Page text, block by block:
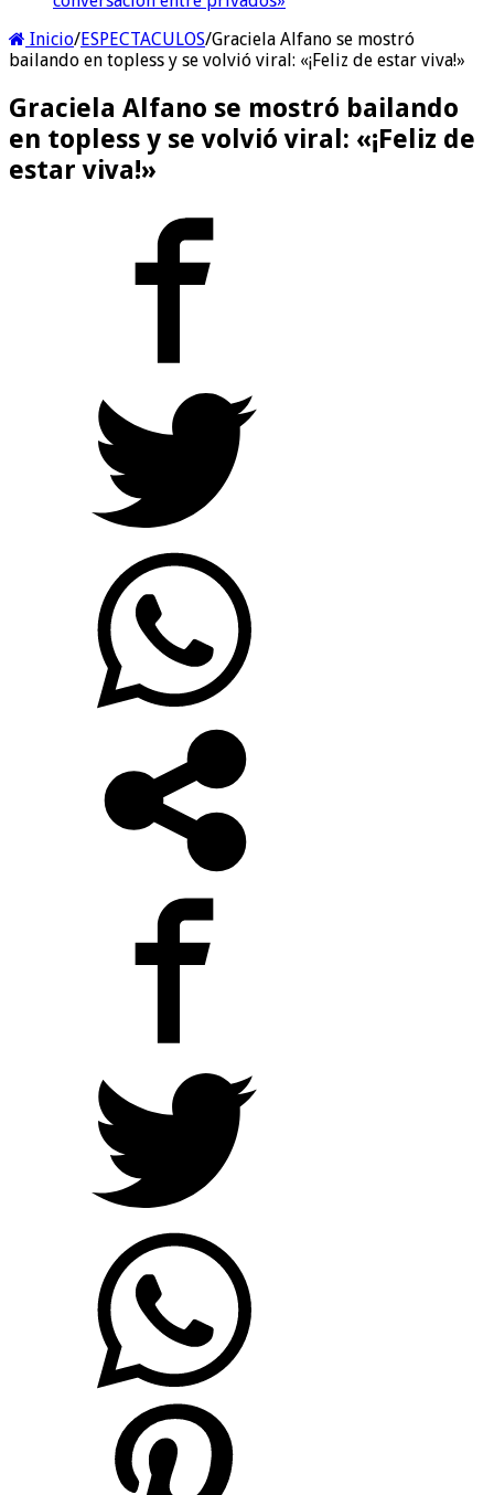
Inicio/ESPECTACULOS/Graciela Alfano se mostró
bailando en topless y se volvió viral: «¡Feliz de estar viva!»
Graciela Alfano se mostró bailando
en topless y se volvió viral: «¡Feliz de
estar viva!»